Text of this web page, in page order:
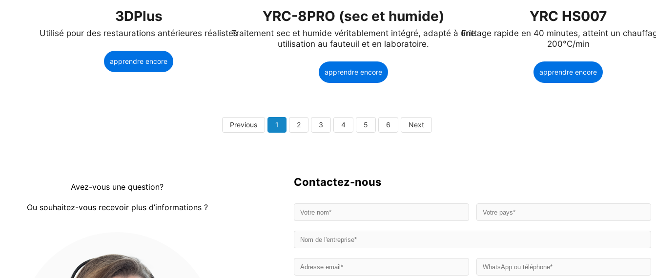
3DPlus
Utilisé pour des restaurations antérieures réalistes
apprendre encore
YRC-8PRO (sec et humide)
Traitement sec et humide véritablement intégré, adapté à une
utilisation au fauteuil et en laboratoire.
apprendre encore
YRC HS007
Frittage rapide en 40 minutes, atteint un
200°C/min
apprendre encore
Previous 1 2 3 4 5 6 Next
Avez-vous une question?
Ou souhaitez-vous recevoir plus d’informations ?
Contactez-nous